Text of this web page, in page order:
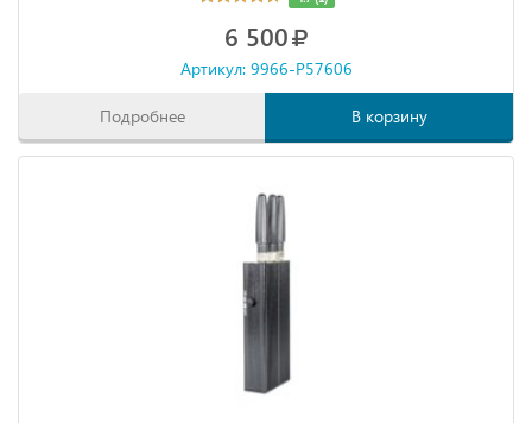
6 500
Артикул: 9966-P57606
Подробнее В корзину